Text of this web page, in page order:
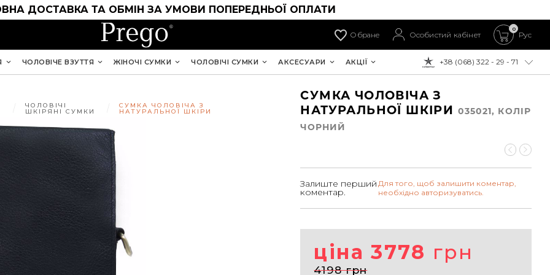
ДОСТАВКА ТА ОБМІН ЗА УМОВИ ПОПЕРЕДНЬОЇ ОПЛАТИ
Обране Особистий кабінет
0
Рус
ДО ОПЛАТИ:
+38 (068) 322 - 29 - 71
ЧОЛОВІЧЕ ВЗУТТЯ ЖІНОЧІ СУМКИ ЧОЛОВІЧІ СУМКИ АКСЕСУАРИ АКЦІЇ
ЧОЛОВІЧІ
ШКІРЯНІ СУМКИ
СУМКА ЧОЛОВІЧА З
НАТУРАЛЬНОЇ ШКІРИ
СУМКА ЧОЛОВІЧА З
НАТУРАЛЬНОЇ ШКІРИ 035021, КОЛIР
ЧОРНИЙ
Залиште перший
коментар.
Для того, щоб залишити коментар,
необхідно авторизуватись.
ціна 3778 грн
4198 грн